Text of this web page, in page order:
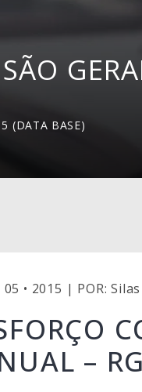
(DATA BASE)
05 • 2015 | POR:
–